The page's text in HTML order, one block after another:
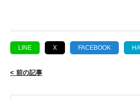
LINE X FACEBOOK
< 前の記事